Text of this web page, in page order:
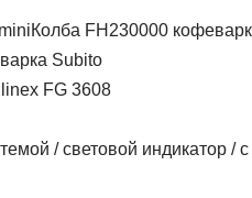
Колба FH230000
Subito
FG 3608